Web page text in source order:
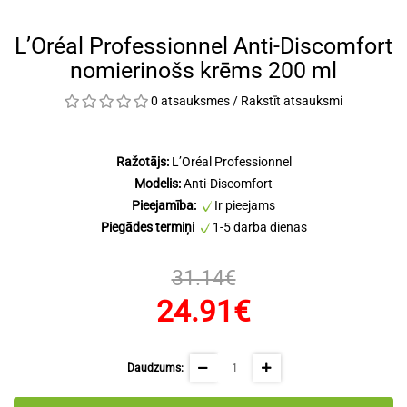
L’Oréal Professionnel Anti-Discomfort
nomierinošs krēms 200 ml
0 atsauksmes / Rakstīt atsauksmi
Ražotājs: L’Oréal Professionnel
Modelis:Anti-Discomfort
Pieejamība:
Ir pieejams
Piegādes termiņi
1-5 darba dienas
31.14€
24.91€
Daudzums: